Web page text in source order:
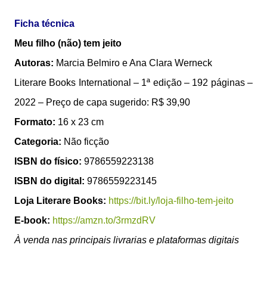
Ficha técnica
Meu filho (não) tem jeito
Autoras: Marcia Belmiro e Ana Clara Werneck
Literare Books International – 1ª edição – 192 páginas –
2022 – Preço de capa sugerido: R$ 39,90
Formato: 16 x 23 cm
Categoria: Não ficção
ISBN do físico: 9786559223138
ISBN do digital: 9786559223145
Loja Literare Books: https://bit.ly/loja-filho-tem-jeito
E-book: https://amzn.to/3rmzdRV
À venda nas principais livrarias e plataformas digitais